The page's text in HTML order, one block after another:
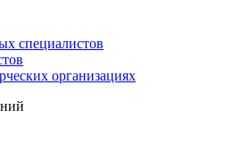
специалистов
организациях